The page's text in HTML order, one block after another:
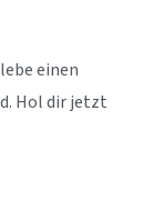
einen
Hol dir jetzt